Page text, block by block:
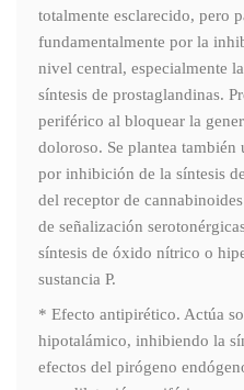
totalmente esclarecido, pero
fundamentalmente por la
nivel central, especialmente
síntesis de prostaglandinas.
periférico al bloquear la
doloroso. Se plantea
por inhibición de la síntesis
del receptor de
de señalización
síntesis de óxido nítrico o
sustancia P.
* Efecto antipirético. Actúa
hipotalámico, inhibiendo la
efectos del pirógeno